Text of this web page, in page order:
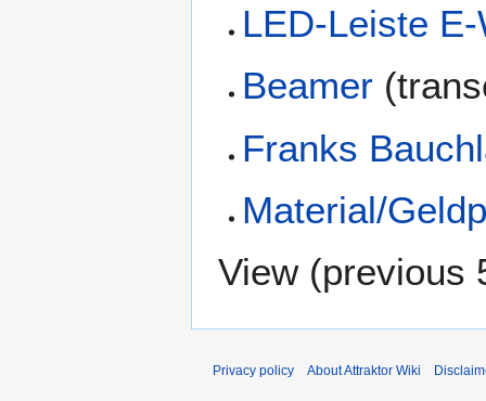
LED-Leiste
Beamer
Franks
Material/
View (previous
Privacy policy About Attraktor Wiki